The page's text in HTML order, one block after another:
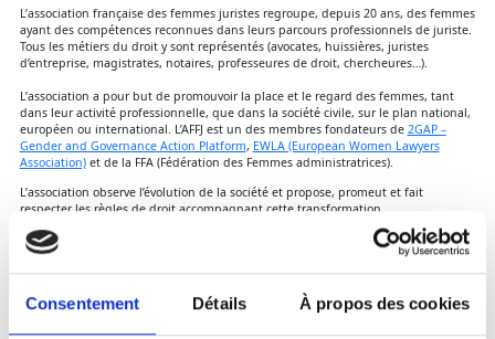
Consentement Détails À propos des cookies
L’association française des femmes juristes regroupe, depuis 20 ans, des femmes
ayant des compétences reconnues dans leurs parcours professionnels de juriste.
Tous les métiers du droit y sont représentés (avocates, huissières, juristes
d’entreprise, magistrates, notaires, professeures de droit, chercheures…).
L’association a pour but de promouvoir la place et le regard des femmes, tant
dans leur activité professionnelle, que dans la société civile, sur le plan national,
européen ou international. L’AFFJ est un des membres fondateurs de 2GAP –
Gender and Governance Action Platform, EWLA (European Women Lawyers
Association)et de la FFA (Fédération des Femmes administratrices).
L’association observe l’évolution de la société et propose, promeut et fait
respecter les règles de droit accompagnant cette transformation.
VOIR NOS PUBLICATIONS